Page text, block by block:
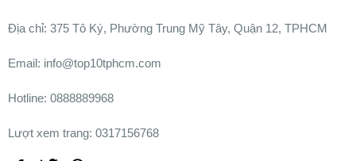
Ðịa chỉ: 375 Tô Ký, Phường Trung Mỹ Tây, Quận 12, TPHCM
Email: info@top10tphcm.com
Hotline: 0888889968
Lượt xem trang: 0317156768